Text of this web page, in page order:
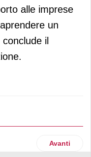
alle imprese
un
conclude il
l’Autorità interviene
Articolo
Avanti